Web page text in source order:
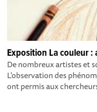
Exposition La couleur :
De nombreux artistes et
L'observation des
ont permis aux